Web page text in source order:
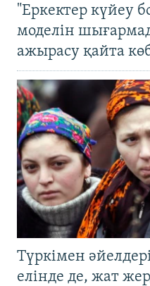
"Еркектер күйеу
моделін
ажырасу қайта
Түркімен
елінде де, жат